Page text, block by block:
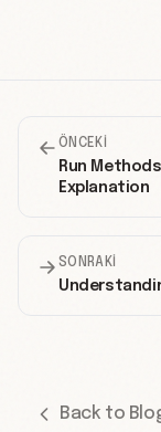
ÖNCEKI
Run
Explanation
SONRAKI
Back to